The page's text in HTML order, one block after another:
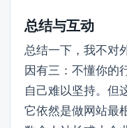
总结与互动
总结一下，我不对
因有三：不懂你的
自己难以坚持。但
它依然是做网站最